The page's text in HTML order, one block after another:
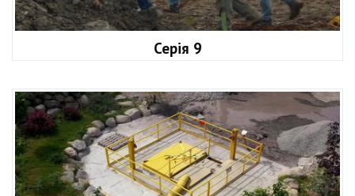
Серія 9